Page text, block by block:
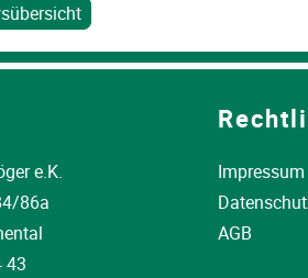
e.K.
86a
43
Impressum
AGB